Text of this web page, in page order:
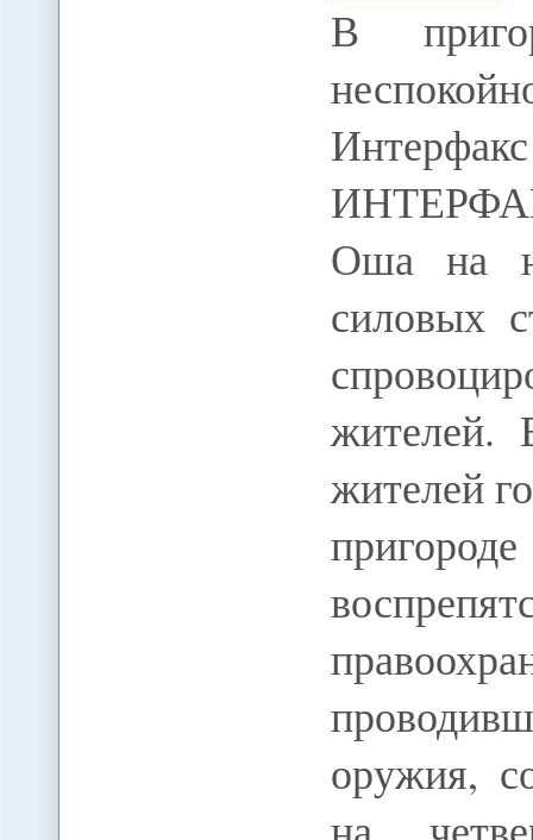
В
Оша на
силовых
жителей.
жителей
оружия,